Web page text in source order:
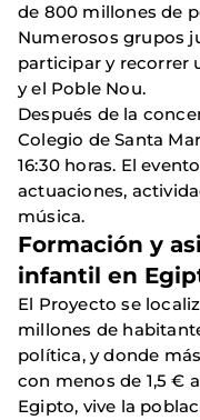
de 800 millones de
Numerosos grupos
participar y recorrer
y el Poble Nou.
Después de la
Colegio de Santa
16:30 horas. El
actuaciones,
música.
Formación y
infantil en
El Proyecto se
millones de
política, y donde
con menos de 1,5 €
Egipto, vive la